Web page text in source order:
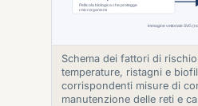
Schema dei fattori di
temperature, ristagni e
corrispondenti misure di
manutenzione delle reti e